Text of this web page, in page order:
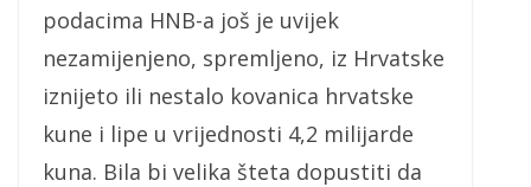
podacima HNB-a još je uvijek
nezamijenjeno, spremljeno, iz Hrvatske
iznijeto ili nestalo kovanica hrvatske
kune i lipe u vrijednosti 4,2 milijarde
kuna. Bila bi velika šteta dopustiti da